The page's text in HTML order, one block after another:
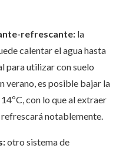
refrescante: la
calentar el agua hasta
para utilizar con suelo
verano, es posible bajar la
con lo que al extraer
notablemente.
otro sistema de